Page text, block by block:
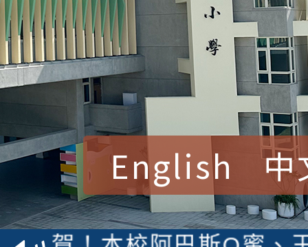
English 中
賀！本校參加桃園市中
賽 洪綺君教師榮獲社
賀！本校阿巴斯O蜜、